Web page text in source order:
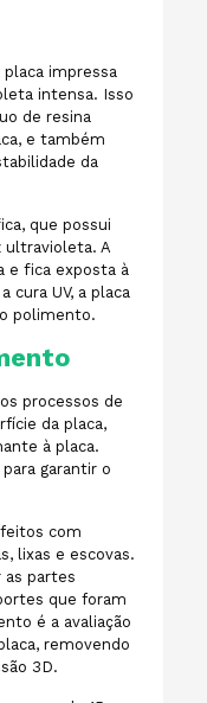
placa impressa
intensa. Isso
de resina
e também
da
que possui
ultravioleta. A
e fica exposta à
cura UV, a placa
polimento.
processos de
da placa,
à placa.
garantir o
com
lixas e escovas.
as partes
que foram
é a avaliação
removendo
3D.